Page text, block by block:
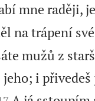
mne raději,
na trápení
mužů z
i